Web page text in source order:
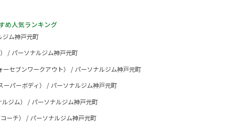
め人気ランキング
ジム神戸元町
/ パーソナルジム神戸元町
セブンワークアウト） / パーソナルジム神戸元町
ーパーボディ） / パーソナルジム神戸元町
ルジム） / パーソナルジム神戸元町
ーチ） / パーソナルジム神戸元町